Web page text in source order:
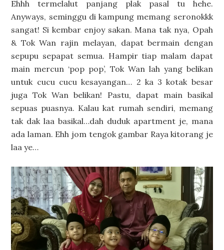
Ehhh termelalut panjang plak pasal tu hehe.
Anyways, seminggu di kampung memang seronokkk
sangat! Si kembar enjoy sakan. Mana tak nya, Opah
& Tok Wan rajin melayan, dapat bermain dengan
sepupu sepapat semua. Hampir tiap malam dapat
main mercun ‘pop pop’, Tok Wan lah yang belikan
untuk cucu cucu kesayangan… 2 ka 3 kotak besar
juga Tok Wan belikan! Pastu, dapat main basikal
sepuas puasnya. Kalau kat rumah sendiri, memang
tak dak laa basikal…dah duduk apartment je, mana
ada laman. Ehh jom tengok gambar Raya kitorang je
laa ye…